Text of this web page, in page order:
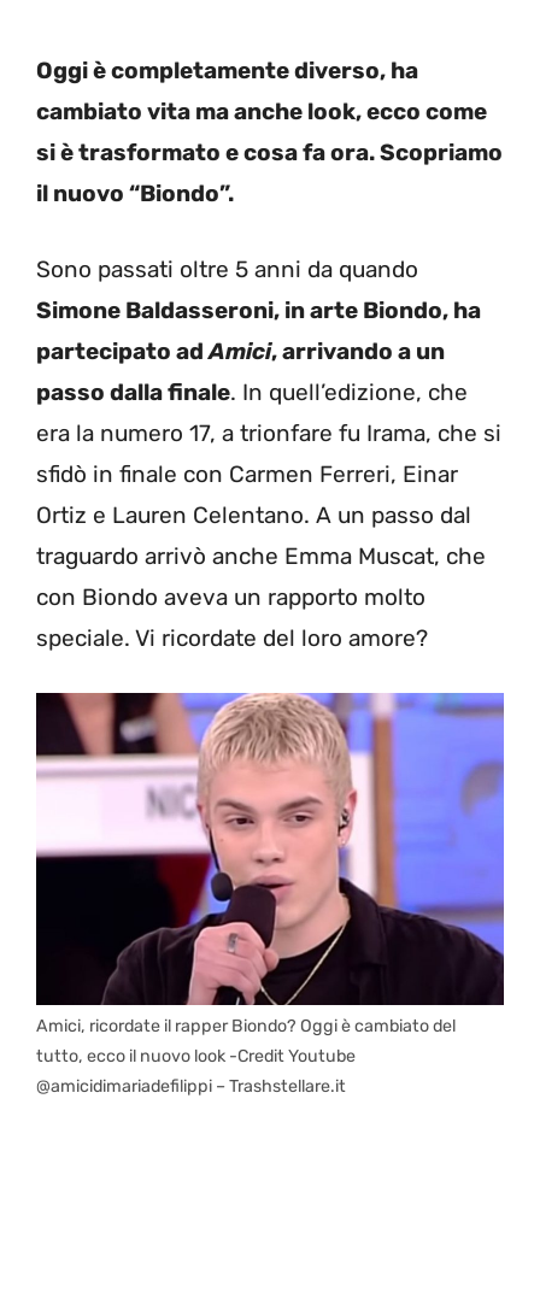
Oggi è completamente diverso, ha
cambiato vita ma anche look, ecco come
si è trasformato e cosa fa ora. Scopriamo
il nuovo “Biondo”.
Sono passati oltre 5 anni da quando
Simone Baldasseroni, in arte Biondo, ha
partecipato adAmici, arrivando a un
passo dalla finale. In quell’edizione, che
era la numero 17, a trionfare fu Irama, che si
sfidò in finale con Carmen Ferreri, Einar
Ortiz e Lauren Celentano. A un passo dal
traguardo arrivò anche Emma Muscat, che
con Biondo aveva un rapporto molto
speciale. Vi ricordate del loro amore?
Amici, ricordate il rapper Biondo? Oggi è cambiato del
tutto, ecco il nuovo look -Credit Youtube
@amicidimariadefilippi – Trashstellare.it